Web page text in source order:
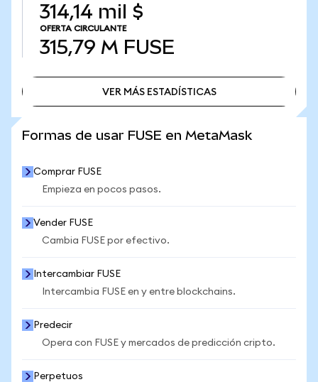
314,14 mil $
OFERTA CIRCULANTE
315,79 M FUSE
VER MÁS ESTADÍSTICAS
Formas de usar FUSE en MetaMask
Comprar FUSE
Empieza en pocos pasos.
Vender FUSE
Cambia FUSE por efectivo.
Intercambiar FUSE
Intercambia FUSE en y entre blockchains.
Predecir
Opera con FUSE y mercados de predicción cripto.
Perpetuos